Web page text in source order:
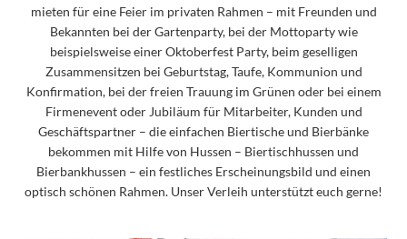
mieten für eine Feier im privaten Rahmen – mit Freunden und
Bekannten bei der Gartenparty, bei der Mottoparty wie
beispielsweise einer Oktoberfest Party, beim geselligen
Zusammensitzen bei Geburtstag, Taufe, Kommunion und
Konfirmation, bei der freien Trauung im Grünen oder bei einem
Firmenevent oder Jubiläum für Mitarbeiter, Kunden und
Geschäftspartner – die einfachen Biertische und Bierbänke
bekommen mit Hilfe von Hussen – Biertischhussen und
Bierbankhussen – ein festliches Erscheinungsbild und einen
optisch schönen Rahmen. Unser Verleih unterstützt euch gerne!